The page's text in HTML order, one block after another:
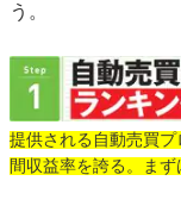
う。
提供される自動売買プ
間収益率を誇る。まず